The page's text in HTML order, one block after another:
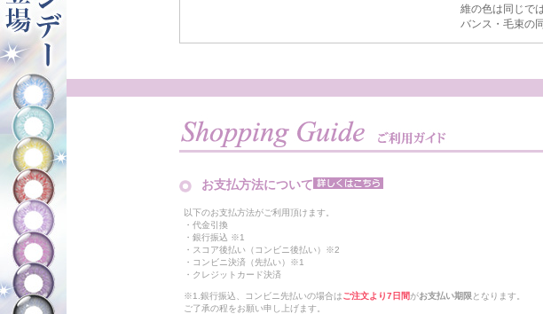
維の色は同じで
バンス・毛束の
お支払方法について
以下のお支払方法がご利用頂けます。
・代金引換
・銀行振込 ※1
・スコア後払い（コンビニ後払い）※2
・コンビニ決済（先払い）※1
・クレジットカード決済
※1.銀行振込、コンビニ先払いの場合はご注文より7日間がお支払い期限 となります。
ご了承の程をお願い申し上げます。